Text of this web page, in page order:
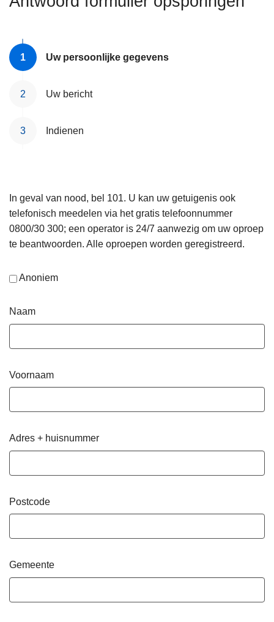
Uw persoonlijke gegevens
Uw bericht
Indienen
In geval van nood, bel 101. U kan uw getuigenis ook
telefonisch meedelen via het gratis telefoonnummer
0800/30 300; een operator is 24/7 aanwezig om uw oproep
te beantwoorden. Alle oproepen worden geregistreerd.
Anoniem
Naam
Voornaam
Adres + huisnummer
Postcode
Gemeente